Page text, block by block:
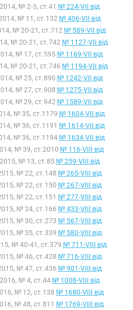
№ 2-3, ст.41 № 224-VII від
№ 11, ст.132 № 406-VII від
№ 20-21, ст.712 № 589-VII від
№ 20-21, ст.742 № 1127-VII від
№ 17, ст.595 № 1169-VII від
№ 20-21, ст.746 № 1194-VII від
№ 25, ст.890 № 1242-VII від
№ 27, ст.908 № 1275-VII від
№ 29, ст.942 № 1589-VII від
№ 35, ст.1179 № 1604-VII від
№ 36, ст.1191 № 1614-VII від
№ 36, ст.1194 № 1634-VII від
№ 39, ст.2010 № 116-VIII від
№ 13, ст.85 № 259-VIII від
№ 22, ст.148 № 265-VIII від
№ 22, ст.150 № 267-VIII від
№ 22, ст.151 № 277-VIII від
№ 24, ст.166 № 433-VIII від
№ 30, ст.273 № 567-VIII від
№ 35, ст.339 № 580-VIII від
№ 40-41, ст.379 № 711-VIII від
№ 46, ст.428 № 716-VIII від
№ 47, ст.436 № 901-VIII від
№ 4, ст.44 № 1008-VIII від
№ 12, ст.138 № 1680-VIII від
№ 48, ст.811 № 1769-VIII від